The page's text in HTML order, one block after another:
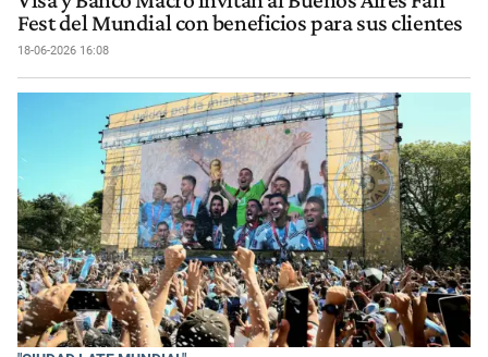
Fest del Mundial con beneficios para sus clientes
18-06-2026 16:08